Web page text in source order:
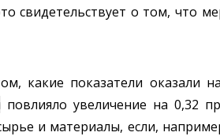
свидетельствует о том, что
какие показатели оказали
повлияло увеличение на 0,32
и материалы, если,